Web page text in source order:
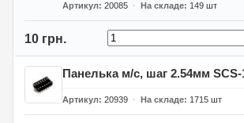
Артикул 20085 На складе 149 шт
10 грн.
Панелька м/с, шаг 2.54мм SCS-
Артикул 20939 На складе 1715 шт